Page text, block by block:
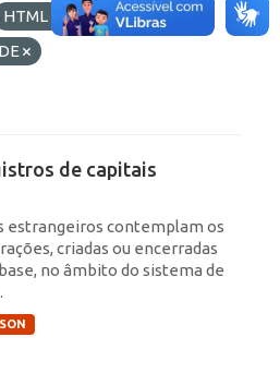
HTML
OData
de capitais
estrangeiros contemplam os
criadas ou encerradas
no âmbito do sistema de